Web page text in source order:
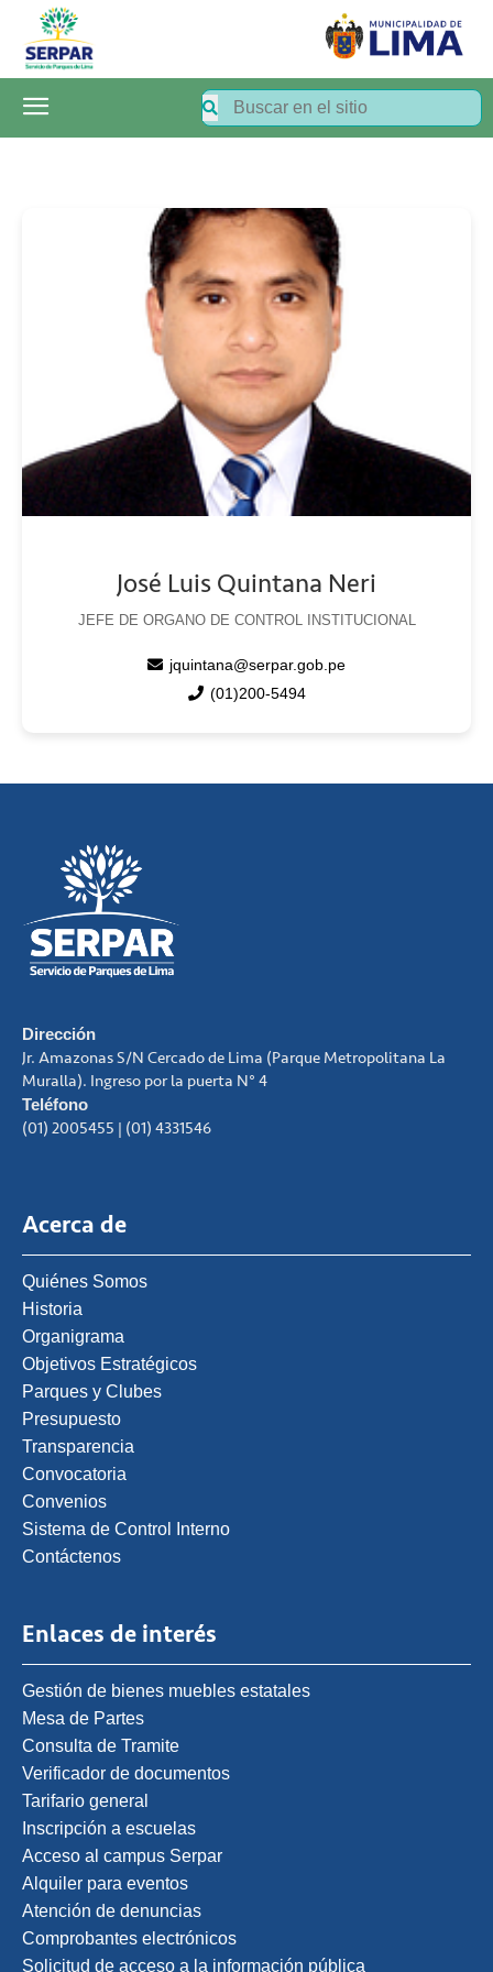
SERPAR
Servicio
de
Parques
José Luis Quintana Neri
JEFE DE ORGANO DE CONTROL INSTITUCIONAL
jquintana@serpar.gob.pe
(01)200-5494
Dirección
Jr. Amazonas S/N Cercado de Lima (Parque Metropolitana La
Muralla). Ingreso por la puerta N° 4
Teléfono
(01) 2005455 | (01) 4331546
Acerca de
Quiénes Somos
Historia
Organigrama
Objetivos Estratégicos
Parques y Clubes
Presupuesto
Transparencia
Convocatoria
Convenios
Sistema de Control Interno
Contáctenos
Enlaces de interés
Gestión de bienes muebles estatales
Mesa de Partes
Consulta de Tramite
Verificador de documentos
Tarifario general
Inscripción a escuelas
Acceso al campus Serpar
Alquiler para eventos
Atención de denuncias
Comprobantes electrónicos
Solicitud de acceso a la información pública